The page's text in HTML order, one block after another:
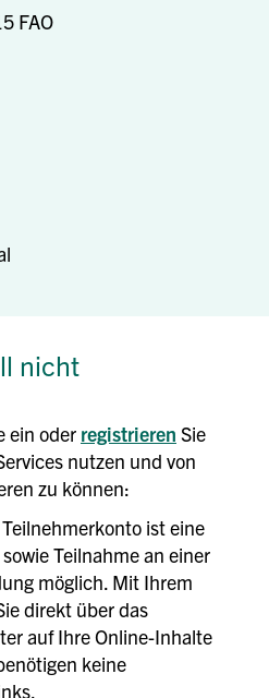
FAO
nicht
ein oder registrieren Sie
nutzen und von
zu können:
ist eine
Teilnahme an einer
möglich. Mit Ihrem
direkt über das
auf Ihre Online-Inhalte
keine